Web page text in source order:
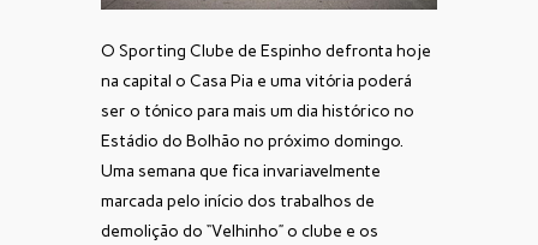
O Sporting Clube de Espinho defronta hoje
na capital o Casa Pia e uma vitória poderá
ser o tónico para mais um dia histórico no
Estádio do Bolhão no próximo domingo.
Uma semana que fica invariavelmente
marcada pelo início dos trabalhos de
demolição do “Velhinho” o clube e os